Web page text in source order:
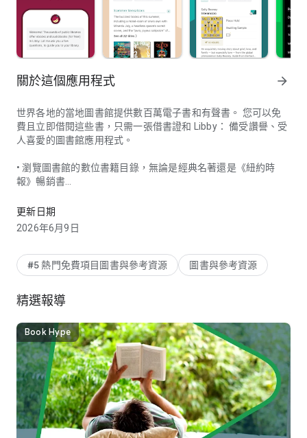
關於這個應用程式 arrow_forward
世界各地的當地圖書館提供數百萬電子書和有聲書。 您可以免
費且立即借閱這些書，只需一張借書證和 Libby： 備受讚譽、受
人喜愛的圖書館應用程式。
• 瀏覽圖書館的數位書籍目錄，無論是經典名著還是《紐約時
報》暢銷書
• 下載出版物離線閱讀，或串流節省空間
• 將電子書傳送到您的 Kindle（僅限美國圖書館）
• 透過 Android Auto 收聽有聲書
• 在您的所有裝置上自動同步閱讀位置
• 調整文字大小、背景顏色和書籍設計
• 定義和搜尋單字與短語
• 與孩子一起閱讀和收聽跟讀書籍
• 新增書籤、注釋和突出顯示
使用我們創新的音訊播放器：
• 音訊減速或加速（0.6 到 3.0 倍）
• 設定睡眠計時器
• 只需撥動即可快轉跳過和跳回
更新日期
2026年6月9日
#5 熱門免費項目圖書與參考資源 圖書與參考資源
精選報導
Book Hype